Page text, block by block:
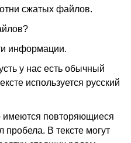
сжатых файлов.
информации.
у нас есть обычный
используется русский
имеются повторяющиеся
В тексте могут